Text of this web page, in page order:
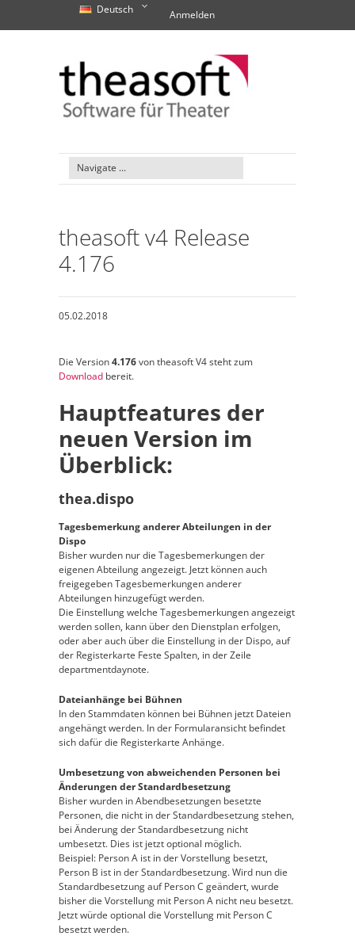
Deutsch Anmelden
theasoft v4 Release
4.176
05.02.2018
Die Version4.176von theasoft V4 steht zum
Download bereit.
Hauptfeatures der
neuen Version im
Überblick:
thea.dispo
Tagesbemerkung anderer Abteilungen in der
Dispo
Bisher wurden nur die Tagesbemerkungen der
eigenen Abteilung angezeigt. Jetzt können auch
freigegeben Tagesbemerkungen anderer
Abteilungen hinzugefügt werden.
Die Einstellung welche Tagesbemerkungen angezeigt
werden sollen, kann über den Dienstplan erfolgen,
oder aber auch über die Einstellung in der Dispo, auf
der Registerkarte Feste Spalten, in der Zeile
departmentdaynote.
Dateianhänge bei Bühnen
In den Stammdaten können bei Bühnen jetzt Dateien
angehängt werden. In der Formularansicht befindet
sich dafür die Registerkarte Anhänge.
Umbesetzung von abweichenden Personen bei
Änderungen der Standardbesetzung
Bisher wurden in Abendbesetzungen besetzte
Personen, die nicht in der Standardbesetzung stehen,
bei Änderung der Standardbesetzung nicht
umbesetzt. Dies ist jetzt optional möglich.
Beispiel: Person A ist in der Vorstellung besetzt,
Person B ist in der Standardbesetzung. Wird nun die
Standardbesetzung auf Person C geändert, wurde
bisher die Vorstellung mit Person A nicht neu besetzt.
Jetzt würde optional die Vorstellung mit Person C
besetzt werden.